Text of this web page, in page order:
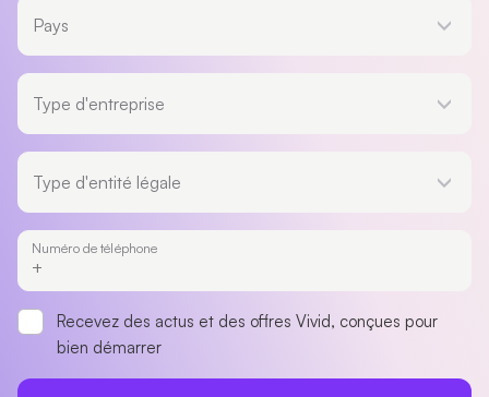
Pays
Type d'entreprise
Type d'entité légale
Numéro de téléphone
Recevez des actus et des offres Vivid, conçues pour
bien démarrer